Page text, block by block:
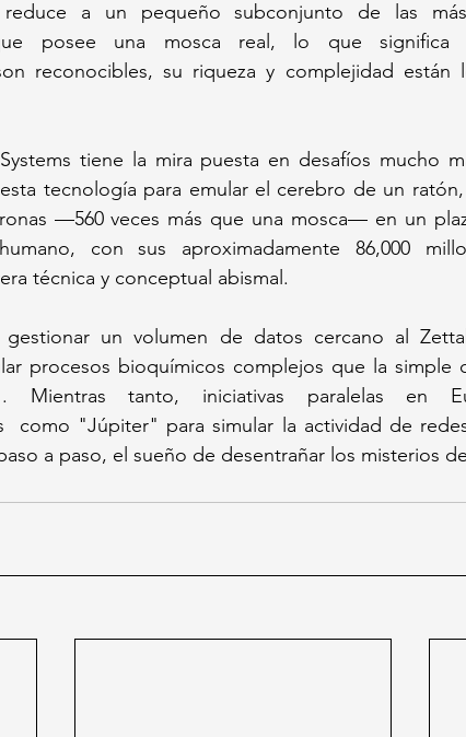
a un pequeño subconjunto de las
posee una mosca real, lo que
reconocibles, su riqueza y complejidad están
tiene la mira puesta en desafíos mucho
tecnología para emular el cerebro de un
—560 veces más que una mosca— en un
con sus aproximadamente 86,000
técnica y conceptual abismal.
un volumen de datos cercano al
procesos bioquímicos complejos que la simple
Mientras tanto, iniciativas paralelas en
como "Júpiter" para simular la actividad de
a paso, el sueño de desentrañar los misterios